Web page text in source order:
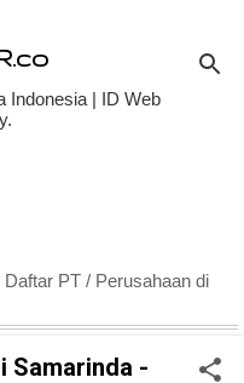
Indonesia | ID Web
Daftar PT / Perusahaan di
Samarinda -